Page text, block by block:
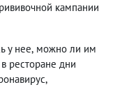
кампании
у нее, можно ли им
ресторане дни
,